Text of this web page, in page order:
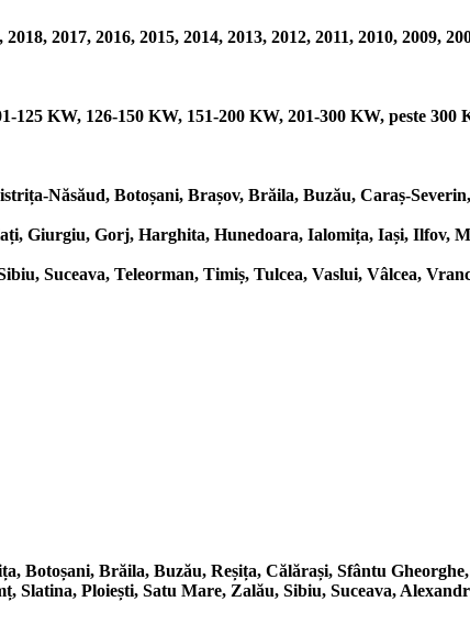
2017, 2016, 2015, 2014, 2013, 2012, 2011, 2010, 2009,
KW, 126-150 KW, 151-200 KW, 201-300 KW, peste 300
Năsăud, Botoșani, Brașov, Brăila, Buzău, Caraș-
Giurgiu, Gorj, Harghita, Hunedoara, Ialomița, Iași, Ilfov,
Suceava, Teleorman, Timiș, Tulcea, Vaslui, Vâlcea,
Botoșani, Brăila, Buzău, Reșița, Călărași, Sfântu
Ploiești, Satu Mare, Zalău, Sibiu, Suceava,